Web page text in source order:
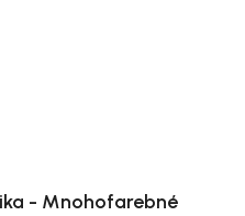
- Mnohofarebné